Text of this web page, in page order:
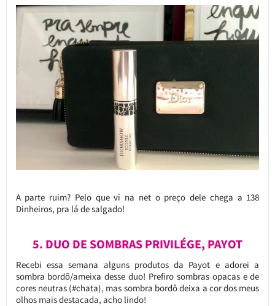
A parte ruim? Pelo que vi na net o preço dele chega a 138
Dinheiros, pra lá de salgado!
5. DUO DE SOMBRAS PRIVILÉGE, PAYOT
Recebi essa semana alguns produtos da Payot e adorei a
sombra bordô/ameixa desse duo! Prefiro sombras opacas e de
cores neutras (#chata), mas sombra bordô deixa a cor dos meus
olhos mais destacada, acho lindo!